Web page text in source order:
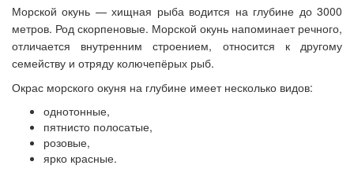
Морской окунь — хищная рыба водится на глубине до 3000
метров. Род скорпеновые. Морской окунь напоминает речного,
отличается внутренним строением, относится к другому
семейству и отряду колючепёрых рыб.
Окрас морского окуня на глубине имеет несколько видов:
однотонные,
пятнисто полосатые,
розовые,
ярко красные.